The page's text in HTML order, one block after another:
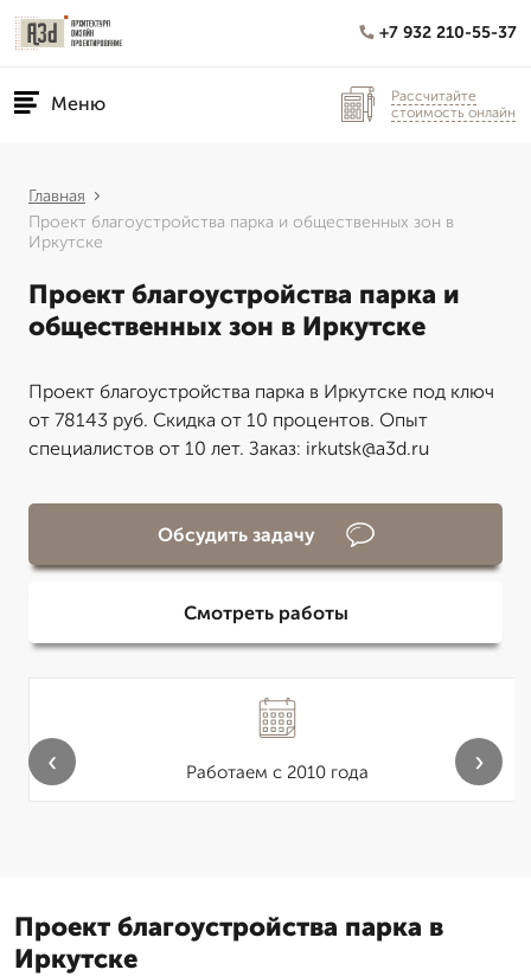
+7 932 210-55-37
Меню
Рассчитайте
стоимость онлайн
Главная
Проект благоустройства парка и общественных зон в
Иркутске
Проект благоустройства парка и
общественных зон в Иркутске
Проект благоустройства парка в Иркутске под ключ
от 78143 руб. Скидка от 10 процентов. Опыт
специалистов от 10 лет. Заказ: irkutsk@a3d.ru
Обсудить задачу
Смотреть работы
Работаем с 2010 года
‹ ›
Проект благоустройства парка в
Иркутске